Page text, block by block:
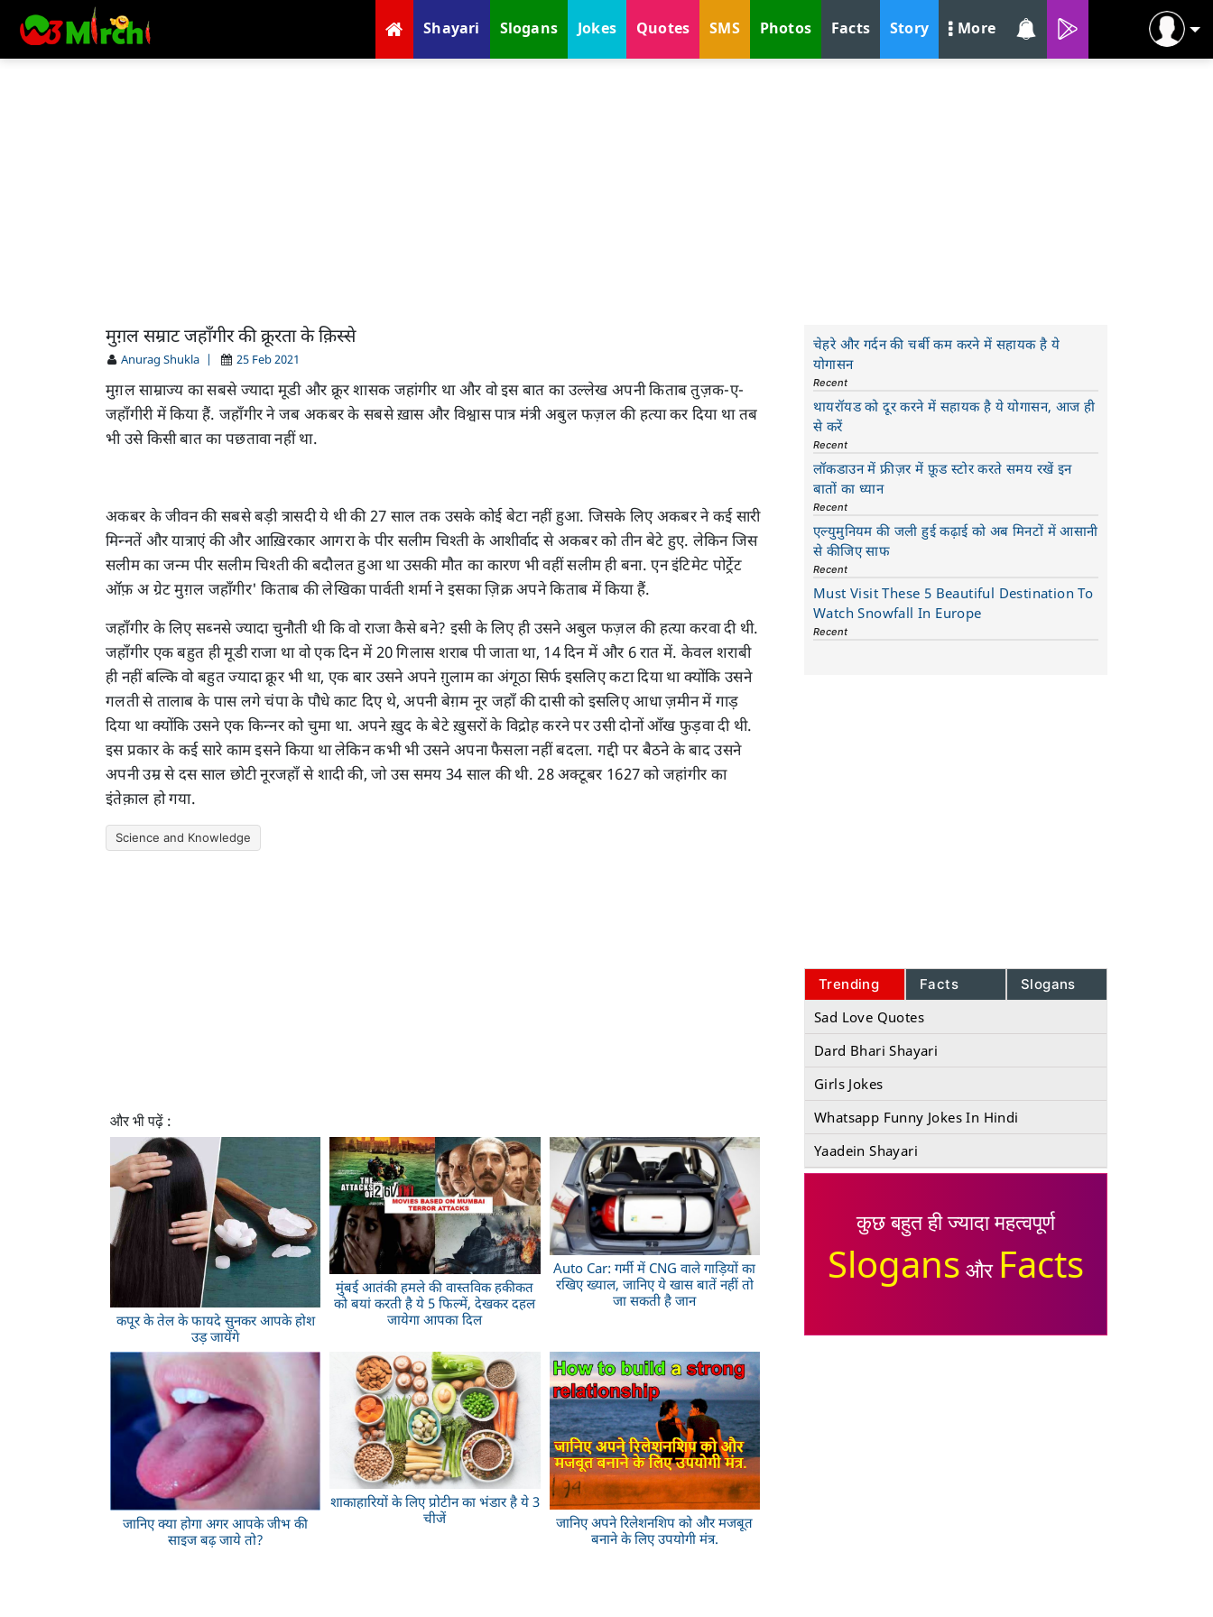
Shayari Slogans Jokes Quotes SMS Photos Facts Story More
मुग़ल सम्राट जहाँगीर की क्रूरता के क़िस्से
Anurag Shukla | 25 Feb 2021
मुग़ल साम्राज्य का सबसे ज्यादा मूडी और क्रूर शासक जहांगीर था और वो इस बात का उल्लेख अपनी किताब तुज़क-ए-
जहाँगीरी में किया हैं. जहाँगीर ने जब अकबर के सबसे ख़ास और विश्वास पात्र मंत्री अबुल फज़ल की हत्या कर दिया था तब
भी उसे किसी बात का पछतावा नहीं था.
अकबर के जीवन की सबसे बड़ी त्रासदी ये थी की 27 साल तक उसके कोई बेटा नहीं हुआ. जिसके लिए अकबर ने कई सारी
मिन्नतें और यात्राएं की और आख़िरकार आगरा के पीर सलीम चिश्ती के आशीर्वाद से अकबर को तीन बेटे हुए. लेकिन जिस
सलीम का जन्म पीर सलीम चिश्ती की बदौलत हुआ था उसकी मौत का कारण भी वहीं सलीम ही बना. एन इंटिमेट पोर्ट्रेट
ऑफ़ अ ग्रेट मुग़ल जहाँगीर' किताब की लेखिका पार्वती शर्मा ने इसका ज़िक्र अपने किताब में किया हैं.
जहाँगीर के लिए सब्नसे ज्यादा चुनौती थी कि वो राजा कैसे बने? इसी के लिए ही उसने अबुल फज़ल की हत्या करवा दी थी.
जहाँगीर एक बहुत ही मूडी राजा था वो एक दिन में 20 गिलास शराब पी जाता था, 14 दिन में और 6 रात में. केवल शराबी
ही नहीं बल्कि वो बहुत ज्यादा क्रूर भी था, एक बार उसने अपने ग़ुलाम का अंगूठा सिर्फ इसलिए कटा दिया था क्योंकि उसने
गलती से तालाब के पास लगे चंपा के पौधे काट दिए थे, अपनी बेग़म नूर जहाँ की दासी को इसलिए आधा ज़मीन में गाड़
दिया था क्योंकि उसने एक किन्नर को चुमा था. अपने ख़ुद के बेटे ख़ुसरों के विद्रोह करने पर उसी दोनों आँख फुड़वा दी थी.
इस प्रकार के कई सारे काम इसने किया था लेकिन कभी भी उसने अपना फैसला नहीं बदला. गद्दी पर बैठने के बाद उसने
अपनी उम्र से दस साल छोटी नूरजहाँ से शादी की, जो उस समय 34 साल की थी. 28 अक्टूबर 1627 को जहांगीर का
इंतेक़ाल हो गया.
Science and Knowledge
और भी पढ़ें :
कपूर के तेल के फायदे सुनकर आपके होश
उड़ जायेंगे
मुंबई आतंकी हमले की वास्तविक हकीकत
को बयां करती है ये 5 फिल्में, देखकर दहल
जायेगा आपका दिल
Auto Car: गर्मी में CNG वाले गाड़ियों का
रखिए ख्याल, जानिए ये खास बातें नहीं तो
जा सकती है जान
जानिए क्या होगा अगर आपके जीभ की
साइज बढ़ जाये तो?
शाकाहारियों के लिए प्रोटीन का भंडार है ये 3
चीजें
जानिए अपने रिलेशनशिप को और मजबूत
बनाने के लिए उपयोगी मंत्र.
चेहरे और गर्दन की चर्बी कम करने में सहायक है ये
योगासन
Recent
थायरॉयड को दूर करने में सहायक है ये योगासन, आज ही
से करें
Recent
लॉकडाउन में फ्रीज़र में फ़ूड स्टोर करते समय रखें इन
बातों का ध्यान
Recent
एल्युमुनियम की जली हुई कढ़ाई को अब मिनटों में आसानी
से कीजिए साफ
Recent
Must Visit These 5 Beautiful Destination To
Watch Snowfall In Europe
Recent
Trending Facts Slogans
Sad Love Quotes
Dard Bhari Shayari
Girls Jokes
Whatsapp Funny Jokes In Hindi
Yaadein Shayari
कुछ बहुत ही ज्यादा महत्वपूर्ण
Slogans और Facts